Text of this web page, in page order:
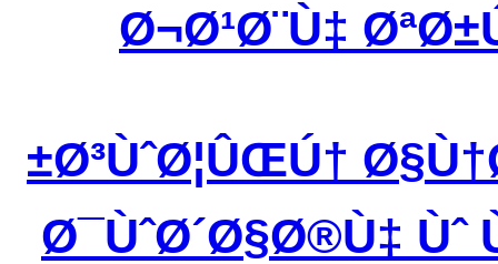
Ø¬Ø¹Ø¨Ù‡
Ø³ÙˆØ¦ÛŒÚ†
Ø¯ÙˆØ´Ø§Ø®Ù‡